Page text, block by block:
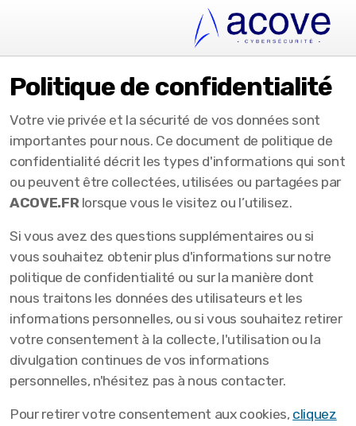
Politique de confidentialité
Votre vie privée et la sécurité de vos données sont
importantes pour nous. Ce document de politique de
confidentialité décrit les types d'informations qui sont
ou peuvent être collectées, utilisées ou partagées par
ACOVE.FRlorsque vous le visitez ou l’utilisez.
Si vous avez des questions supplémentaires ou si
vous souhaitez obtenir plus d'informations sur notre
politique de confidentialité ou sur la manière dont
nous traitons les données des utilisateurs et les
informations personnelles, ou si vous souhaitez retirer
votre consentement à la collecte, l'utilisation ou la
divulgation continues de vos informations
personnelles, n'hésitez pas à nous contacter.
Pour retirer votre consentement aux cookies, cliquez